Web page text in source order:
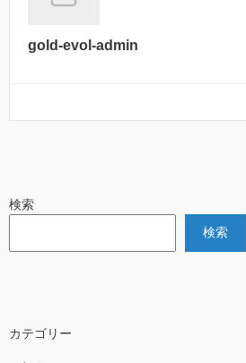
gold-evol-admin
検索
検索
カテゴリー